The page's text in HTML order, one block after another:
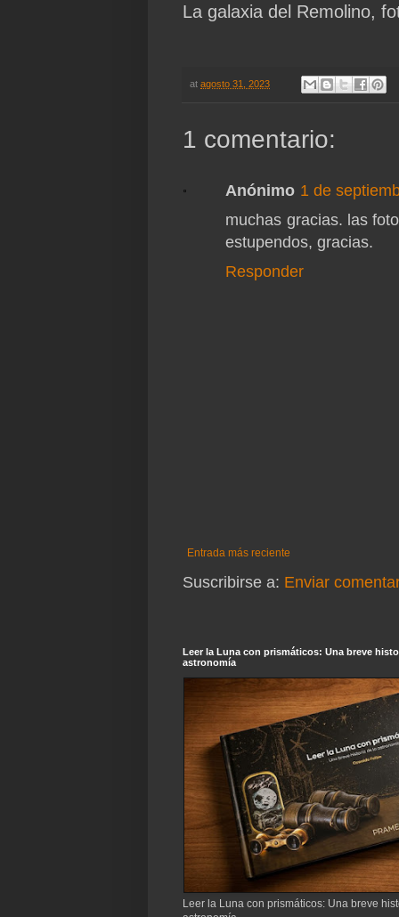
La galaxia del Remolino,
atagosto 31, 2023
1 comentario:
Anónimo 1 de
muchas gracias. las
estupendos, gracias.
Responder
Entrada más reciente
Suscribirse a: Enviar
Leer la Luna con prismáticos: Una breve
astronomía
Leer la Luna con prismáticos: Una breve